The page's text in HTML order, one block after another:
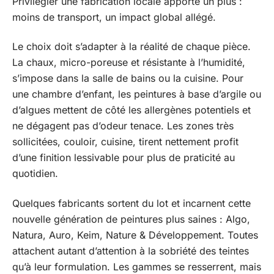
moins de transport, un impact global allégé.
Le choix doit s’adapter à la réalité de chaque pièce.
La chaux, micro-poreuse et résistante à l’humidité,
s’impose dans la salle de bains ou la cuisine. Pour
une chambre d’enfant, les peintures à base d’argile ou
d’algues mettent de côté les allergènes potentiels et
ne dégagent pas d’odeur tenace. Les zones très
sollicitées, couloir, cuisine, tirent nettement profit
d’une finition lessivable pour plus de praticité au
quotidien.
Quelques fabricants sortent du lot et incarnent cette
nouvelle génération de peintures plus saines : Algo,
Natura, Auro, Keim, Nature & Développement. Toutes
attachent autant d’attention à la sobriété des teintes
qu’à leur formulation. Les gammes se resserrent, mais